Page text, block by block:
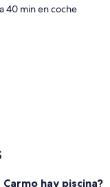
las tardes
y noche
golf
40 min en coche
hay piscina?